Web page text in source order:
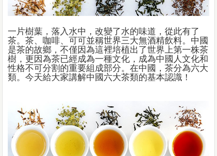
一片樹葉，落入水中，改變了水的味道，從此有了
茶。茶、咖啡、可可並稱世界三大無酒精飲料。中國
是茶的故鄉，不僅因為這裡培植出了世界上第一株茶
樹，更因為茶已經成為一種文化，成為中國人文化和
性格不可分割的重要組成部分。在中國，茶分為六大
類。今天給大家講解中國六大茶類的基本認識！